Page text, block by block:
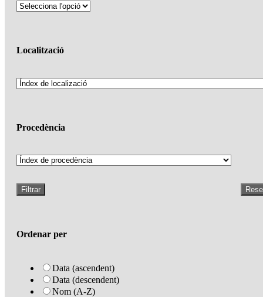
Localització
Procedència
Filtrar
Ordenar per
Data (ascendent)
Data (descendent)
Nom (A-Z)